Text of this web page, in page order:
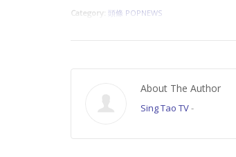
Category: 頭條 POPNEWS
About The Author
Sing Tao TV-